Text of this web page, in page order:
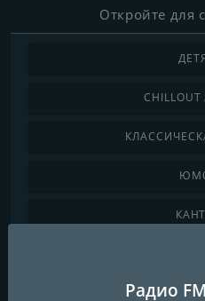
Откройте для
МИРОВАЯ
Радио